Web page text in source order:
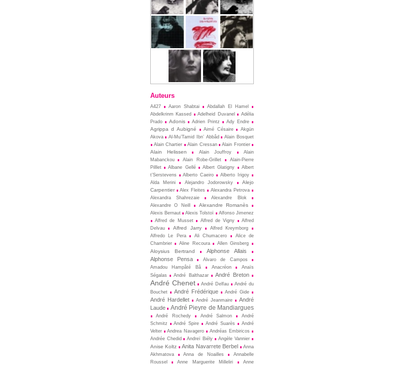
Auteurs
A427 Aaron Shabtai
Abdallah El Hamel
Abdelkrinm Kassed
Adelheid Duvanel
Adélia
Prado
Adonis Adrien Printz Ady Endre
Agrippa d Aubigné Aimé Césaire
Akgün
Akova
Al-Mu’Tamid Ibn’ Abbâd
Alain Bosquet
Alain Chartier
Alain Cressan Alain Frontier
Alain Helissen Alain Jouffroy
Alain
Mabanckou
Alain Robe-Grillet
Alain-Pierre
Pilllet
Albane Gellé Albert Glatigny
Albert
t’Serstevens
Alberto Caeiro
Alberto Irigoy
Alda Merini
Alejandro Jodorowsky
Alejo
Carpentier
Alex Fleites
Alexandra Petrova
Alexandra Shahrezaie
Alexandre Blok
Alexandre O Neill
Alexandre Romanès
Alexis Bernaut Alexis Tolstoï
Alfonso Jimenez
Alfred de Musset
Alfred de Vigny
Alfred
Delvau
Alfred Jarry
Alfred Kreymborg
Alfredo Le Pera
Ali Chumacero
Alice de
Chambrier
Aline Recoura Allen Ginsberg
Aloysius Bertrand
Alphonse Allais
Alphonse Pensa
Alvaro de Campos
Amadou Hampâté Bâ
Anacréon
Anaïs
Ségalas
André Balthazar André Breton
André Chenet André Delfau
André du
Bouchet
André Frédérique André Gide
André Hardellet André Jeanmaire
André
Laude
André Pieyre de Mandiargues
André Rochedy André Salmon
André
Schmitz
André Spire André Suarès
André
Velter
Andrea Navagero
Andréas Embiricos
Andrée Chedid
Andreï Biély Angèle Vannier
Anise Koltz Anita Navarrete Berbel
Anna
Akhmatova
Anna de Noailles
Annabelle
Roussel
Anne Marguerite Milleliri
Anne